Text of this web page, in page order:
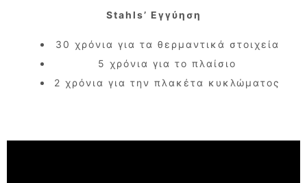
Stahls’ Εγγύηση
30 χρόνια για τα θερμαντικά στοιχεία
5 χρόνια για το πλαίσιο
2 χρόνια για την πλακέτα κυκλώματος